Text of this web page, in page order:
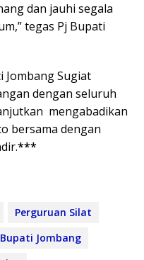
dan jauhi segala
tegas Pj Bupati
Jombang Sugiat
dengan seluruh
mengabadikan
bersama dengan
***
Perguruan Silat
Jombang